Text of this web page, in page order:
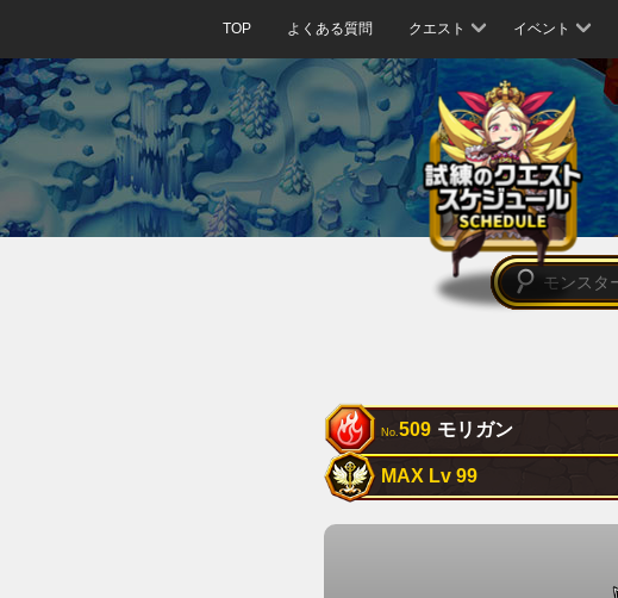
TOP よくある質問 クエスト イベント
No.509 モリガン
MAX Lv 99